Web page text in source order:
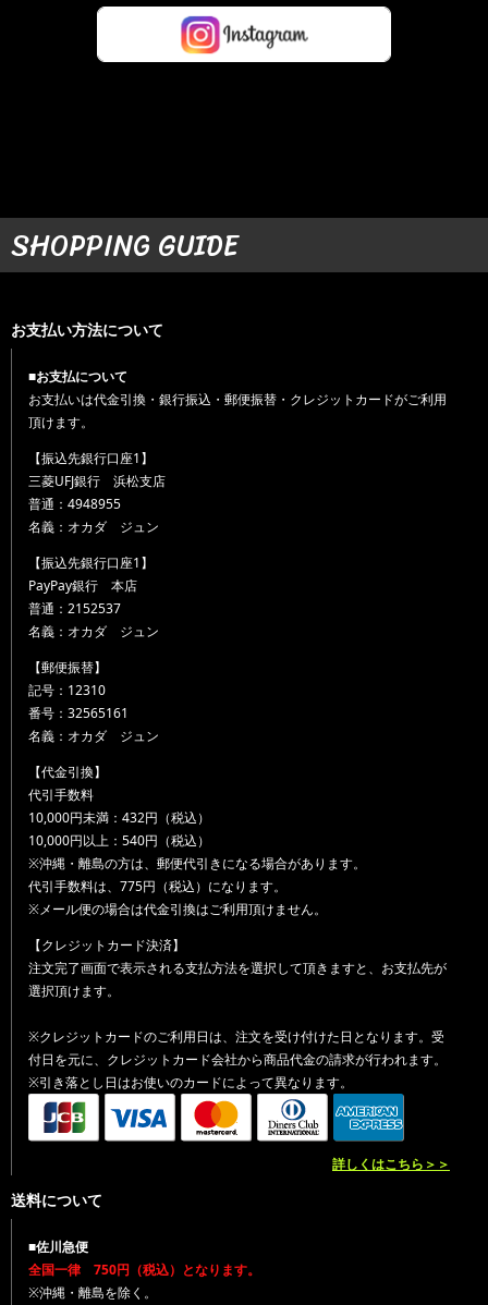
SHOPPING GUIDE
お支払い方法について
■お支払について
お支払いは代金引換・銀行振込・郵便振替・クレジットカードがご利用
頂けます。
【振込先銀行口座1】
三菱UFJ銀行 浜松支店
普通：4948955
名義：オカダ ジュン
【振込先銀行口座1】
PayPay銀行 本店
普通：2152537
名義：オカダ ジュン
【郵便振替】
記号：12310
番号：32565161
名義：オカダ ジュン
【代金引換】
代引手数料
10,000円未満：432円（税込）
10,000円以上：540円（税込）
※沖縄・離島の方は、郵便代引きになる場合があります。
代引手数料は、775円（税込）になります。
※メール便の場合は代金引換はご利用頂けません。
【クレジットカード決済】
注文完了画面で表示される支払方法を選択して頂きますと、お支払先が
選択頂けます。
※クレジットカードのご利用日は、注文を受け付けた日となります。受
付日を元に、クレジットカード会社から商品代金の請求が行われます。
※引き落とし日はお使いのカードによって異なります。
詳しくはこちら＞＞
送料について
■佐川急便
全国一律 750円（税込）となります。
※沖縄・離島を除く。